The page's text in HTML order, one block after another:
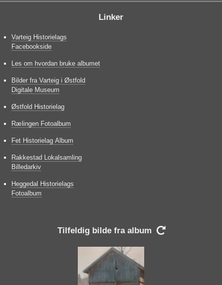
Linker
Varteig Historielags
Facebookside
Les om hvordan bruke albumet
Bilder fra Varteig i Østfold
Digitale Museum
Østfold Historielag
Rælingen Fotoalbum
Fet Historielag Album
Rakkestad Lokalsamling
Billedarkiv
Heggedal Historielags
Fotoalbum
Tilfeldig bilde fra album 